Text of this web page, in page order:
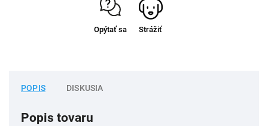
Opýtať sa Strážiť
POPIS DISKUSIA
Popis tovaru